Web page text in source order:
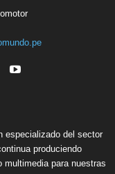
especializado del sector
produciendo
multimedia para nuestras